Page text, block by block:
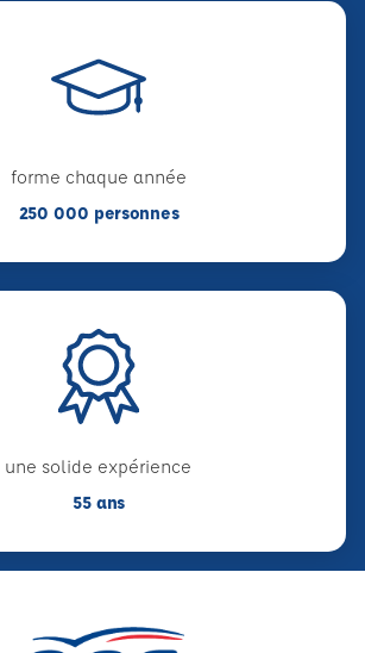
forme chaque année
250 000 personnes
une solide expérience
55 ans